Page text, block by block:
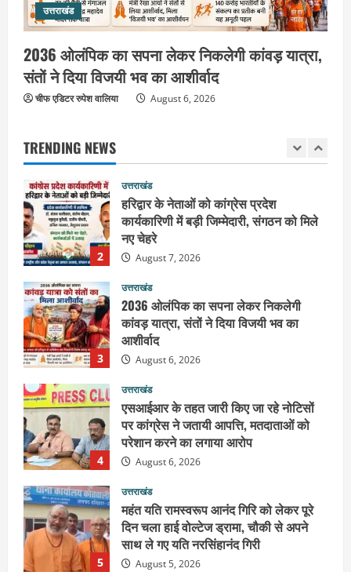
उत्तराखंड
2036 ओलंपिक का सपना लेकर निकलेगी कांवड़ यात्रा,
संतों ने दिया विजयी भव का आशीर्वाद
चीफ एडिटर रुपेश वालिया August 6, 2026
TRENDING NEWS
1
शिवभक्त कांवड़ियों को भोजन प्रसाद वितरित
कर की सेवा, कांवड़ियों की सेवा के लिए सभी
सामर्थ्यवान आमजन आएं आगे : स्वामी
यतिश्वरानन्द
2
उत्तराखंड
हरिद्वार के नेताओं को कांग्रेस प्रदेश
3
उत्तराखंड
2036 ओलंपिक का सपना लेकर निकलेगी
कांवड़ यात्रा, संतों ने दिया विजयी भव का
आशीर्वाद
August 6, 2026
4
उत्तराखंड
एसआईआर के तहत जारी किए जा रहे नोटिसों
पर कांग्रेस ने जतायी आपत्ति, मतदाताओं को
परेशान करने का लगाया आरोप
August 6, 2026
5
उत्तराखंड
महंत यति रामस्वरूप आनंद गिरि को लेकर पूरे
दिन चला हाई वोल्टेज ड्रामा, चौकी से अपने
साथ ले गए यति नरसिंहानंद गिरी
August 5, 2026
1
उत्तराखंड
पूर्व कैबिनेट मंत्री स्वामी यतीश्वरानंद ने
शिवभक्त कांवड़ियों को भोजन प्रसाद वितरित
कर की सेवा, कांवड़ियों की सेवा के लिए सभी
सामर्थ्यवान आमजन आएं आगे : स्वामी